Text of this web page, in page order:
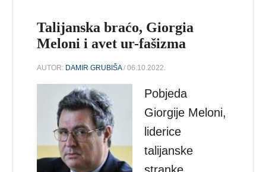
Talijanska braćo, Giorgia
Meloni i avet ur-fašizma
AUTOR: DAMIR GRUBIŠA/ 06.10.2022.
Pobjeda
Giorgije Meloni,
liderice
talijanske